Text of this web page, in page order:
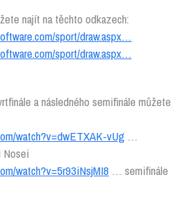
najít na těchto odkazech:
sport/draw.aspx…
sport/draw.aspx…
a následného semifinále můžete
watch?v=dwETXAK-vUg …
watch?v=5r93iNsjMI8 … semifinále